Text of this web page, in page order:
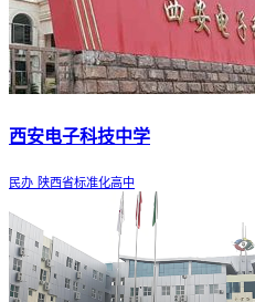
西安电子科技中学
民办 陕西省标准化高中